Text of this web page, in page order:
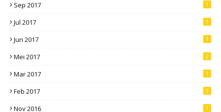
Sep 2017 1
Jul 2017 1
Jun 2017 1
Mei 2017 2
Mar 2017 1
Feb 2017 3
Nov 2016 1